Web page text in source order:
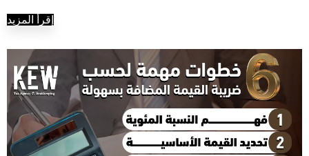
إقرأ المزيد